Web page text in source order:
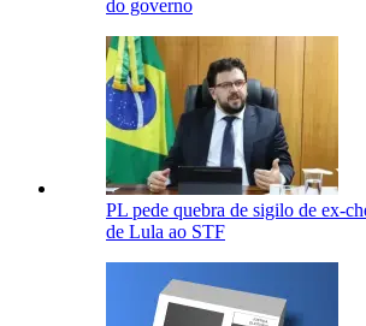
do governo
PL pede quebra de sigilo de ex-
de Lula ao STF